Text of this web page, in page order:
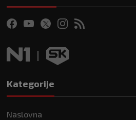
Kategorije
Naslovna